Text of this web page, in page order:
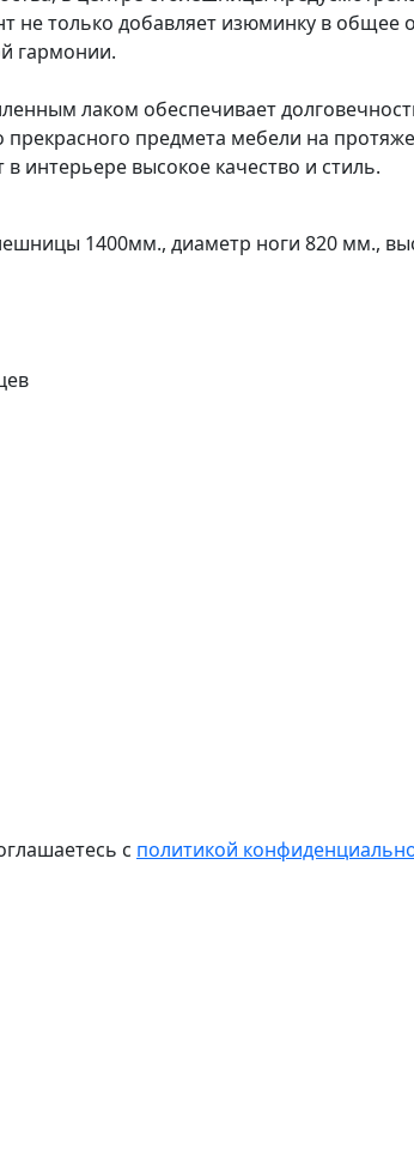
не только добавляет изюминку в
гармонии.
лаком обеспечивает
предмета мебели на
интерьере высокое качество и стиль.
1400мм., диаметр ноги 820 мм.,
с политикой